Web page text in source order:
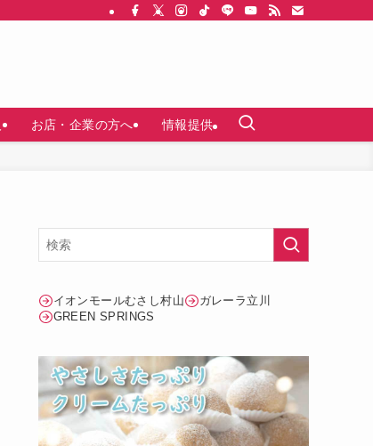
お店・企業の方へ 情報提供
イオンモールむさし村山
ガレーラ立川
GREEN SPRINGS